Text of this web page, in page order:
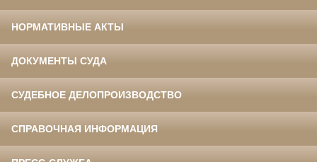
НОРМАТИВНЫЕ АКТЫ
ДОКУМЕНТЫ СУДА
СУДЕБНОЕ ДЕЛОПРОИЗВОДСТВО
СПРАВОЧНАЯ ИНФОРМАЦИЯ